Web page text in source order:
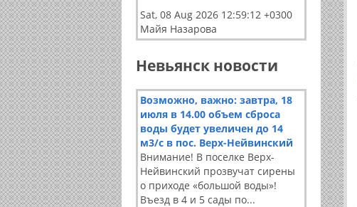
Sat, 08 Aug 2026 12:59:12 +0300
Майя Назарова
Невьянск новости
Возможно, важно: завтра, 18
июля в 14.00 объем сброса
воды будет увеличен до 14
м3/с в пос. Верх-Нейвинский
Внимание! В поселке Верх-
Нейвинский прозвучат сирены
о приходе «большой воды»!
Въезд в 4 и 5 сады по...